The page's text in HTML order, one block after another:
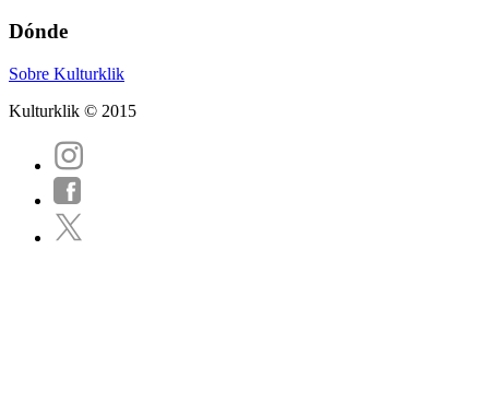
Dónde
Sobre Kulturklik
Kulturklik © 2015